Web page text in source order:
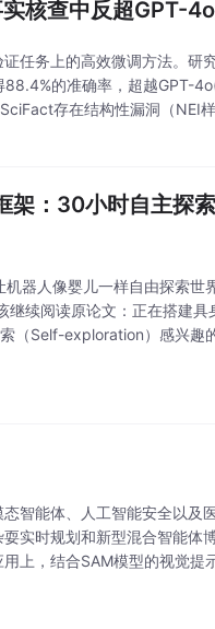
核查中反超GPT-
任务上的高效微调方法。研
的准确率，超越GPT-
存在结构性漏洞（NEI
架：30小时自主探
器人像婴儿一样自由探索世
继续阅读原论文：正在搭建
（Self-exploration）感兴趣
智能体、人工智能安全以及
实时规划和新型混合智能体
上，结合SAM模型的视觉提